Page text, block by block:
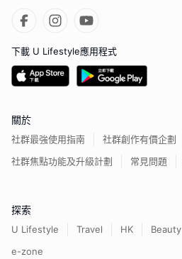
下載 U Lifestyle應用程式
關於
社群最強使用指南
社群創作有價企劃
社群焦點功能及升級計劃
常見問題
探索
U Lifestyle Travel HK Beauty
e-zone